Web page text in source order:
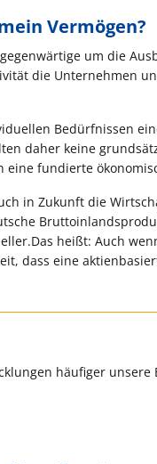
Vermögen?
um die
die Unternehmen
Bedürfnissen
daher keine
fundierte
in Zukunft die
heißt: Auch
dass eine
häufiger